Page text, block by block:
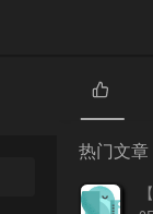
热
门
文
章
热门文章